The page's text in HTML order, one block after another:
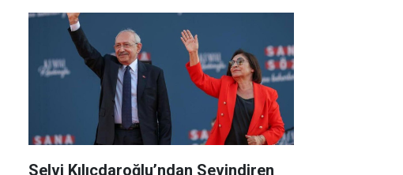
Selvi Kılıçdaroğlu’ndan Sevindiren